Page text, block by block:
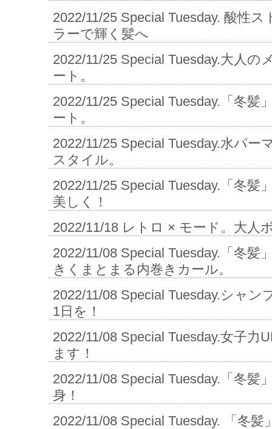
2022/11/25 Special Tuesday. 酸性
ラーで輝く髪へ
2022/11/25 Special Tuesday.大人の
ート。
2022/11/25 Special Tuesday.「冬髪
ート。
2022/11/25 Special Tuesday.水パー
スタイル。
2022/11/25 Special Tuesday.「冬髪
美しく！
2022/11/18 レトロ × モード。大人
2022/11/08 Special Tuesday.「冬髪
きくまとまる内巻きカール。
2022/11/08 Special Tuesday.シャン
1日を！
2022/11/08 Special Tuesday.女子力
ます！
2022/11/08 Special Tuesday.「冬髪
身！
2022/11/08 Special Tuesday. 「冬